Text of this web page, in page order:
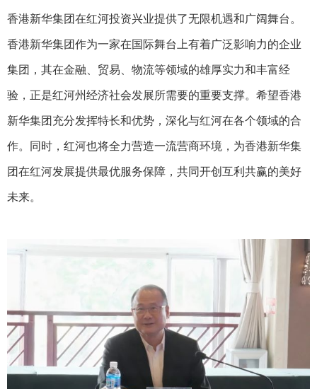
香港新华集团在红河投资兴业提供了无限机遇和广阔舞台。
香港新华集团作为一家在国际舞台上有着广泛影响力的企业
集团，其在金融、贸易、物流等领域的雄厚实力和丰富经
验，正是红河州经济社会发展所需要的重要支撑。希望香港
新华集团充分发挥特长和优势，深化与红河在各个领域的合
作。同时，红河也将全力营造一流营商环境，为香港新华集
团在红河发展提供最优服务保障，共同开创互利共赢的美好
未来。